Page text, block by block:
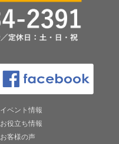
イベント情報
お役立ち情報
お客様の声